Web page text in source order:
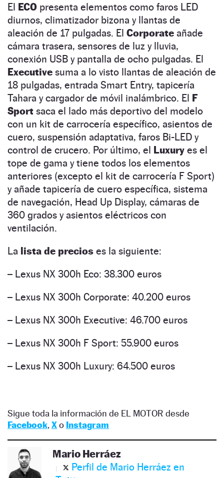
El ECO presenta elementos como faros LED
diurnos, climatizador bizona y llantas de
aleación de 17 pulgadas. El Corporate añade
cámara trasera, sensores de luz y lluvia,
conexión USB y pantalla de ocho pulgadas. El
Executive suma a lo visto llantas de aleación de
18 pulgadas, entrada Smart Entry, tapicería
Tahara y cargador de móvil inalámbrico. El F
Sport saca el lado más deportivo del modelo
con un kit de carrocería específico, asientos de
cuero, suspensión adaptativa, faros Bi-LED y
control de crucero. Por último, el Luxury es el
tope de gama y tiene todos los elementos
anteriores (excepto el kit de carrocería F Sport)
y añade tapicería de cuero específica, sistema
de navegación, Head Up Display, cámaras de
360 grados y asientos eléctricos con
ventilación.
La lista de precios es la siguiente:
– Lexus NX 300h Eco: 38.300 euros
– Lexus NX 300h Corporate: 40.200 euros
– Lexus NX 300h Executive: 46.700 euros
– Lexus NX 300h F Sport: 55.900 euros
– Lexus NX 300h Luxury: 64.500 euros
Sigue toda la información de EL MOTOR desde
Facebook, Xo Instagram
Mario Herráez
Perfil de Mario Herráez en